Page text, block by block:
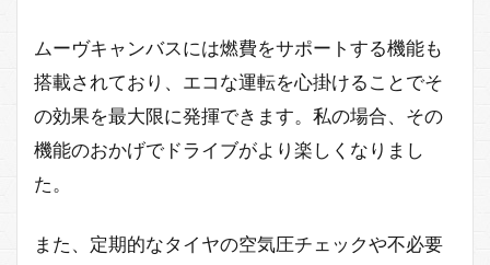
ムーヴキャンバスには燃費をサポートする機能も
搭載されており、エコな運転を心掛けることでそ
の効果を最大限に発揮できます。私の場合、その
機能のおかげでドライブがより楽しくなりまし
た。
また、定期的なタイヤの空気圧チェックや不必要